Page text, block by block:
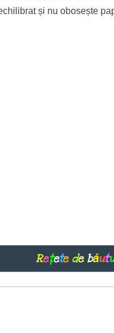
și nu obosește
Rețete de băut